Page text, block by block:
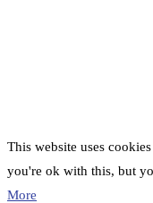
This website uses
you're ok with this, but
More